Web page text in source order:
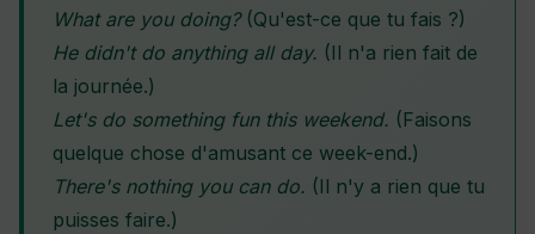
What are you doing?(Qu'est-ce que tu fais ?)
He didn't do anything all day. (Il n'a rien fait de
la journée.)
Let's do something fun this weekend. (Faisons
quelque chose d'amusant ce week-end.)
There's nothing you can do. (Il n'y a rien que tu
puisses faire.)